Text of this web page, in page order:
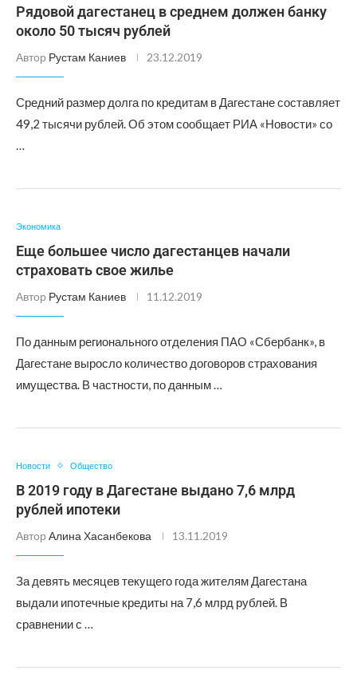
Рядовой дагестанец в среднем должен банку
около 50 тысяч рублей
Автор Рустам Каниев 23.12.2019
Средний размер долга по кредитам в Дагестане составляет
49,2 тысячи рублей. Об этом сообщает РИА «Новости» со
…
Экономика
Еще большее число дагестанцев начали
страховать свое жилье
Автор Рустам Каниев 11.12.2019
По данным регионального отделения ПАО «Сбербанк», в
Дагестане выросло количество договоров страхования
имущества. В частности, по данным …
Новости Общество
В 2019 году в Дагестане выдано 7,6 млрд
рублей ипотеки
Автор Алина Хасанбекова 13.11.2019
За девять месяцев текущего года жителям Дагестана
выдали ипотечные кредиты на 7,6 млрд рублей. В
сравнении с …